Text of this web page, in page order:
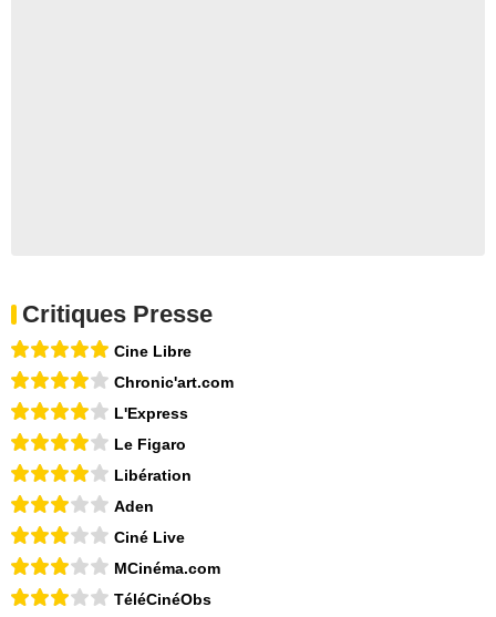
Critiques Presse
Cine Libre
Chronic'art.com
L'Express
Le Figaro
Libération
Aden
Ciné Live
MCinéma.com
TéléCinéObs